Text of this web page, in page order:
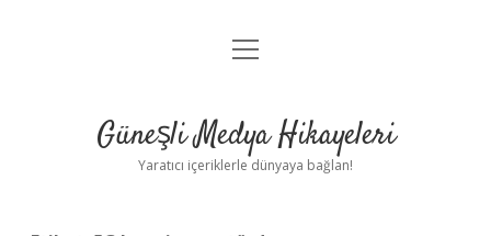
Anasayfa
Yasal Uyarı
menüyü
Güneşli Medya Hikayeleri
Yaratıcı içeriklerle dünyaya bağlan!